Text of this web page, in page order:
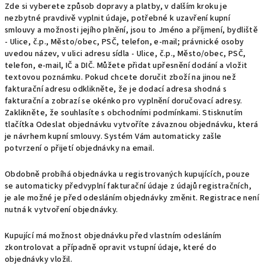
Zde si vyberete způsob dopravy a platby, v dalším kroku je
nezbytné pravdivě vyplnit údaje, potřebné k uzavření kupní
smlouvy a možnosti jejího plnění, jsou to Jméno a příjmení, bydliště
- Ulice, č.p., Město/obec, PSČ, telefon, e-mail; právnické osoby
uvedou název, v ulici adresu sídla - Ulice, č.p., Město/obec, PSČ,
telefon, e-mail, IČ a DIČ. Můžete přidat upřesnění dodání a vložit
textovou poznámku. Pokud chcete doručit zboží na jinou než
fakturační adresu odklikněte, že je dodací adresa shodná s
fakturační a zobrazí se okénko pro vyplnění doručovací adresy.
Zaklikněte, že souhlasíte s obchodními podmínkami. Stisknutím
tlačítka Odeslat objednávku vytvoříte závaznou objednávku, která
je návrhem kupní smlouvy. Systém Vám automaticky zašle
potvrzení o přijetí objednávky na email.
Obdobně probíhá objednávka u registrovaných kupujících, pouze
se automaticky předvyplní fakturační údaje z údajů registračních,
je ale možné je před odesláním objednávky změnit. Registrace není
nutná k vytvoření objednávky.
Kupující má možnost objednávku před vlastním odesláním
zkontrolovat a případně opravit vstupní údaje, které do
objednávky vložil.